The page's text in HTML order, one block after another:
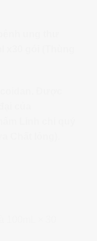
ung thư
x30 gói (Thùng
Được
của
Linh chi quý
Chất lỏng).